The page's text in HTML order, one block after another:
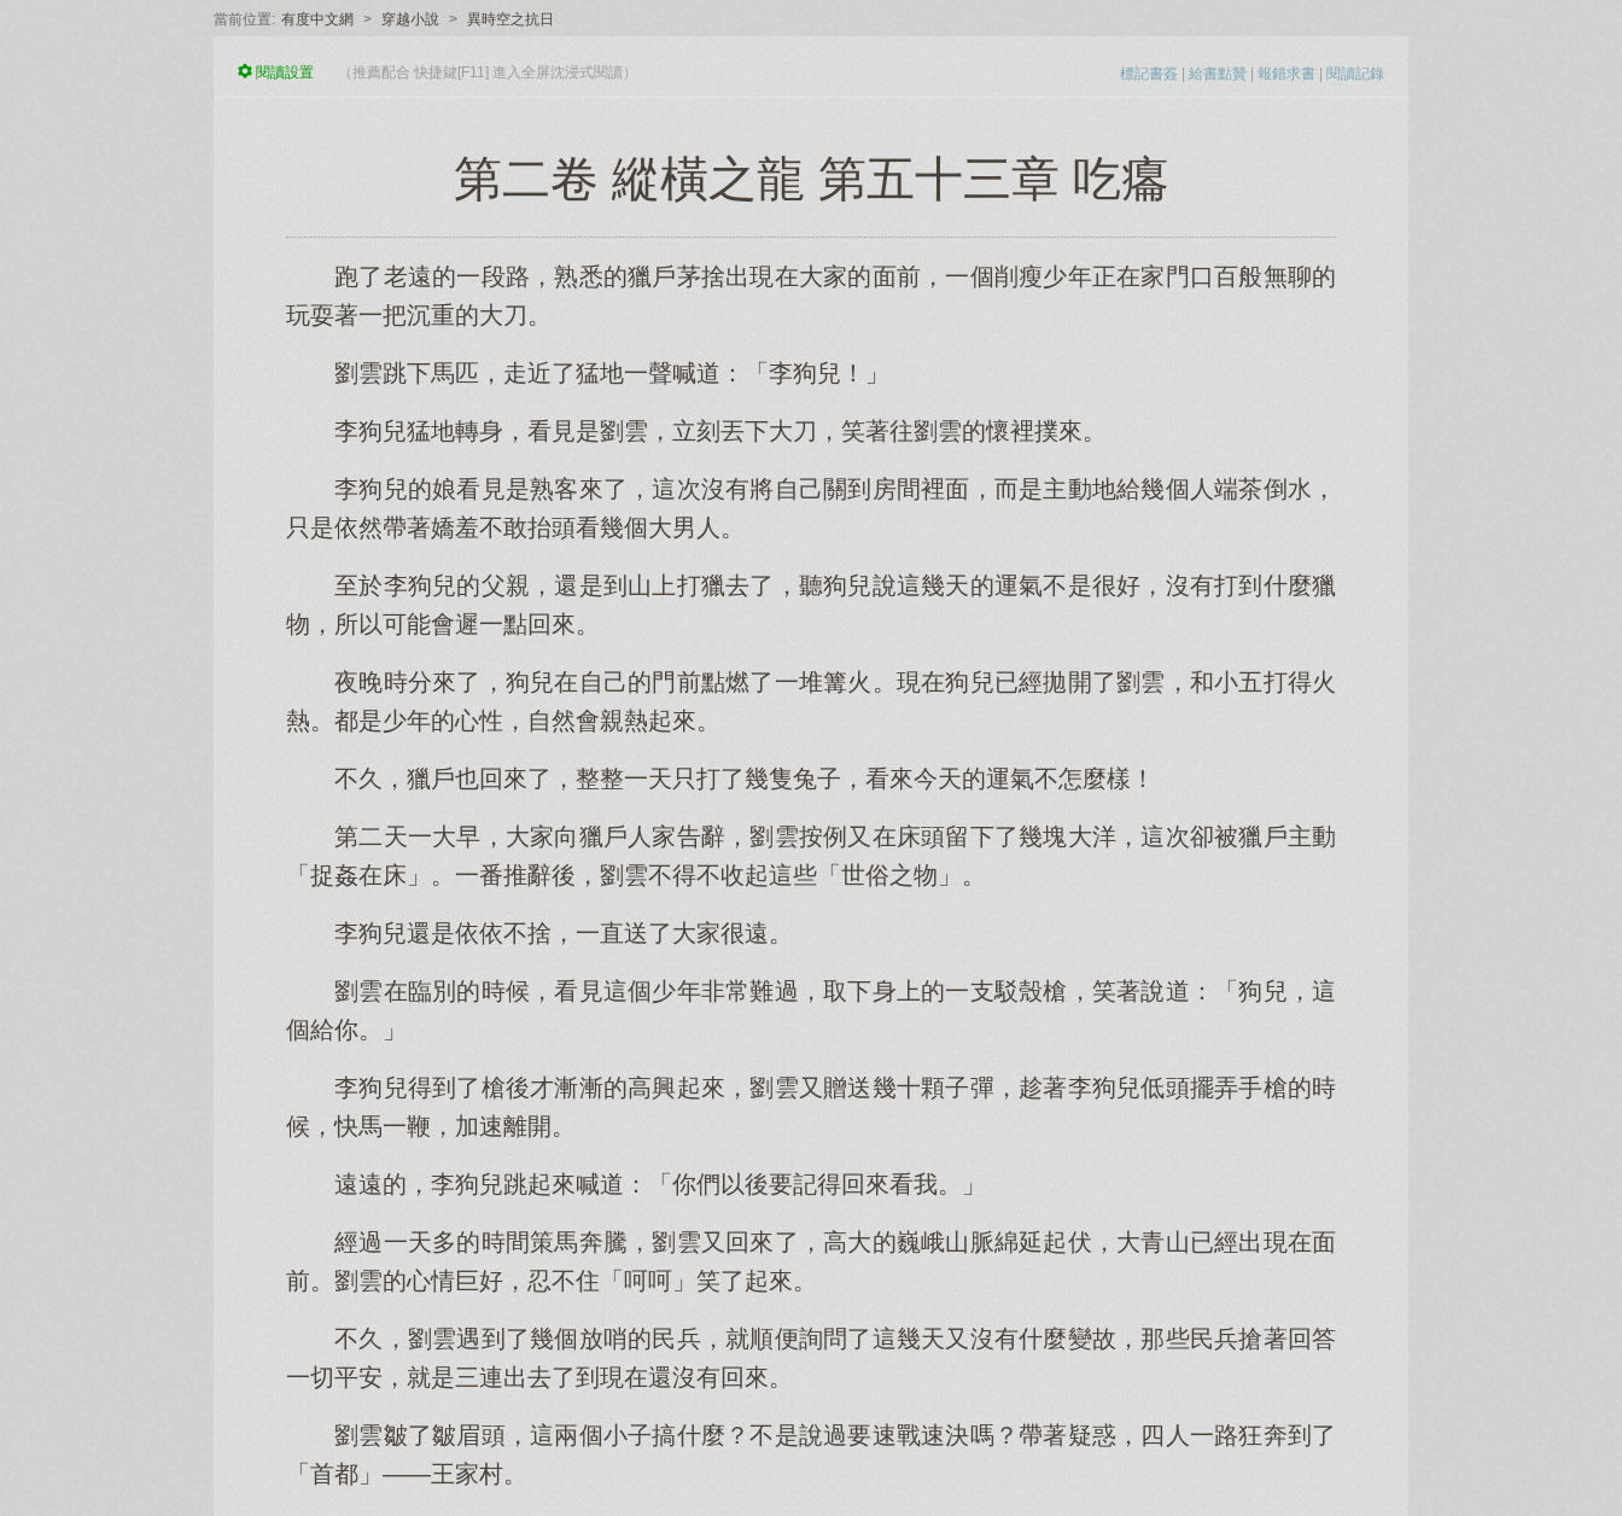
當前位置: 有度中文網 > 穿越小說 > 異時空之抗日
標記書簽 | 給書點贊 | 報錯求書 | 閱讀記錄
閱讀設置 （推薦配合 快捷鍵[F11] 進入全屏沈浸式閱讀）
第二卷 縱橫之龍 第五十三章 吃癟
跑了老遠的一段路，熟悉的獵戶茅捨出現在大家的面前，一個削瘦少年正在家門口百般無聊的
玩耍著一把沉重的大刀。
劉雲跳下馬匹，走近了猛地一聲喊道：「李狗兒！」
李狗兒猛地轉身，看見是劉雲，立刻丟下大刀，笑著往劉雲的懷裡撲來。
李狗兒的娘看見是熟客來了，這次沒有將自己關到房間裡面，而是主動地給幾個人端茶倒水，
只是依然帶著嬌羞不敢抬頭看幾個大男人。
至於李狗兒的父親，還是到山上打獵去了，聽狗兒說這幾天的運氣不是很好，沒有打到什麼獵
物，所以可能會遲一點回來。
夜晚時分來了，狗兒在自己的門前點燃了一堆篝火。現在狗兒已經拋開了劉雲，和小五打得火
熱。都是少年的心性，自然會親熱起來。
不久，獵戶也回來了，整整一天只打了幾隻兔子，看來今天的運氣不怎麼樣！
第二天一大早，大家向獵戶人家告辭，劉雲按例又在床頭留下了幾塊大洋，這次卻被獵戶主動
「捉姦在床」。一番推辭後，劉雲不得不收起這些「世俗之物」。
李狗兒還是依依不捨，一直送了大家很遠。
劉雲在臨別的時候，看見這個少年非常難過，取下身上的一支駁殼槍，笑著說道：「狗兒，這
個給你。」
李狗兒得到了槍後才漸漸的高興起來，劉雲又贈送幾十顆子彈，趁著李狗兒低頭擺弄手槍的時
候，快馬一鞭，加速離開。
遠遠的，李狗兒跳起來喊道：「你們以後要記得回來看我。」
經過一天多的時間策馬奔騰，劉雲又回來了，高大的巍峨山脈綿延起伏，大青山已經出現在面
前。劉雲的心情巨好，忍不住「呵呵」笑了起來。
不久，劉雲遇到了幾個放哨的民兵，就順便詢問了這幾天又沒有什麼變故，那些民兵搶著回答
一切平安，就是三連出去了到現在還沒有回來。
劉雲皺了皺眉頭，這兩個小子搞什麼？不是說過要速戰速決嗎？帶著疑惑，四人一路狂奔到了
「首都」——王家村。